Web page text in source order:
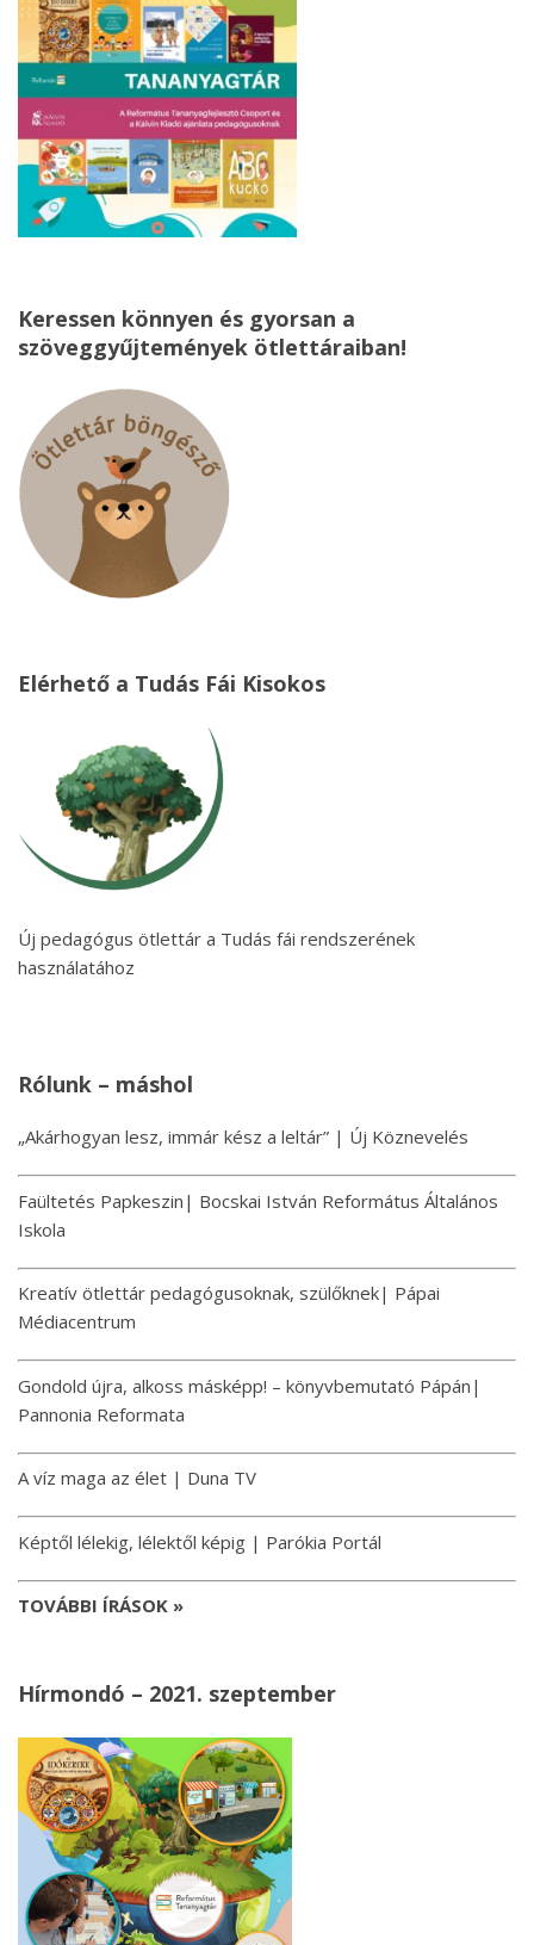
Keressen könnyen és gyorsan a
szöveggyűjtemények ötlettáraiban!
Elérhető a Tudás Fái Kisokos
Új pedagógus ötlettár a Tudás fái rendszerének
használatához
Rólunk – máshol
„Akárhogyan lesz, immár kész a leltár” | Új Köznevelés
Faültetés Papkeszin| Bocskai István Református Általános
Iskola
Kreatív ötlettár pedagógusoknak, szülőknek| Pápai
Médiacentrum
Gondold újra, alkoss másképp! – könyvbemutató Pápán|
Pannonia Reformata
A víz maga az élet | Duna TV
Képtől lélekig, lélektől képig | Parókia Portál
TOVÁBBI ÍRÁSOK »
Hírmondó – 2021. szeptember